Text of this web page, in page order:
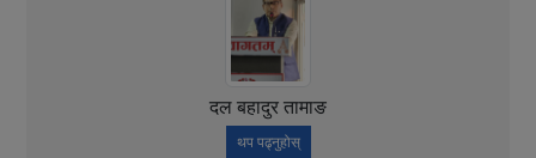
दल बहादुर तामाङ
थप पढ्नुहोस्